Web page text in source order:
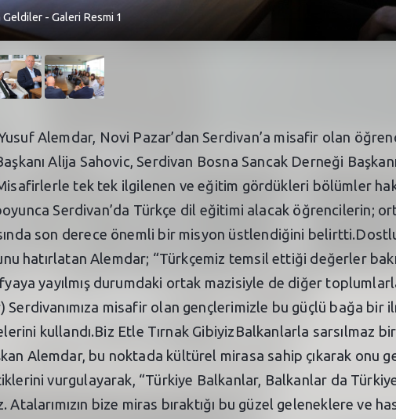
- Galeri Resmi 1
Alemdar, Novi Pazar’dan Serdivan’a misafir olan
Alija Sahovic, Serdivan Bosna Sancak Derneği
tek tek ilgilenen ve eğitim gördükleri bölümler
Serdivan’da Türkçe dil eğitimi alacak öğrencilerin;
son derece önemli bir misyon üstlendiğini
hatırlatan Alemdar; “Türkçemiz temsil ettiği değerler
yayılmış durumdaki ortak mazisiyle de diğer
Serdivanımıza misafir olan gençlerimizle bu güçlü bağa
kullandı.Biz Etle Tırnak GibiyizBalkanlarla sarsılmaz
Alemdar, bu noktada kültürel mirasa sahip çıkarak onu
vurgulayarak, “Türkiye Balkanlar, Balkanlar da
Atalarımızın bize miras bıraktığı bu güzel geleneklere